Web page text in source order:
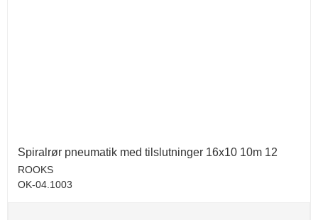
Spiralrør pneumatik med tilslutninger 16x10 10m 12
ROOKS
OK-04.1003